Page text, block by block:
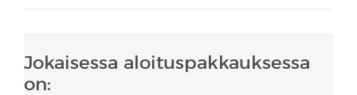
Jokaisessa aloituspakkauksessa
on: